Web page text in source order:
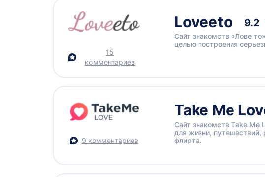
15
комментариев
Loveeto 9.2
Сайт знакомств «Лове
целью построения
9 комментариев
Take Me
Сайт знакомств Тake Мe
для жизни, путешествий,
флирта.